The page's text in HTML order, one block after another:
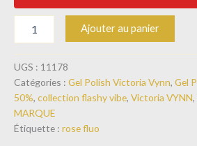
Ajouter au panier
UGS : 11178
Catégories : Gel Polish Victoria Vynn, Gel
50%, collection flashy vibe, Victoria VYNN,
MARQUE
Étiquette : rose fluo